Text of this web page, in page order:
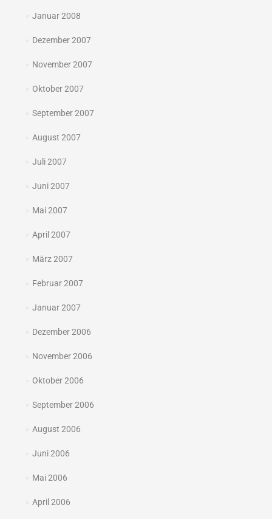
Januar 2008
Dezember 2007
November 2007
Oktober 2007
September 2007
August 2007
Juli 2007
Juni 2007
Mai 2007
April 2007
März 2007
Februar 2007
Januar 2007
Dezember 2006
November 2006
Oktober 2006
September 2006
August 2006
Juni 2006
Mai 2006
April 2006